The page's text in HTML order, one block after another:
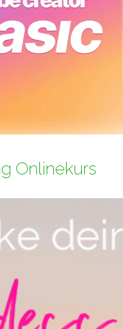
Onlinekurs